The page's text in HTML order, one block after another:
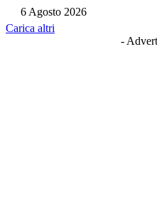
6 Agosto 2026
Carica altri
-